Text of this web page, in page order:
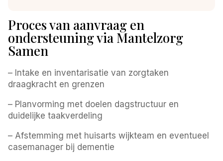
Proces van aanvraag en
ondersteuning via Mantelzorg
Samen
– Intake en inventarisatie van zorgtaken
draagkracht en grenzen
– Planvorming met doelen dagstructuur en
duidelijke taakverdeling
– Afstemming met huisarts wijkteam en eventueel
casemanager bij dementie